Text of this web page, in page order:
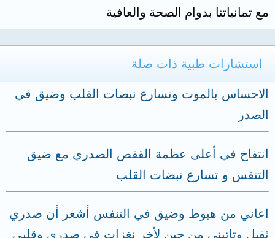
مع تمانياتنا بدوام الصحة والعافية
استشارات طبية ذات صلة
الاحساس بالموت وتسارع نبضات القلب وضيق في
الصدر
انتفاخ في أعلى عظمة القفص الصدري مع ضيق
التنفس و تسارع نبضات القلب
اعاني من هبوط وضيق في التنفس أشعر أن صدري
ثقيل وتاتيني من حين لأخر نغزات في صدري وقلبي